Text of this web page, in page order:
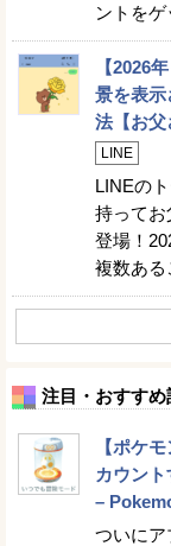
ントを
【2026
景を表示
法【お父
LINE
LINEの
持ってお
登場！
複数ある
注目・おすすめ
【ポケ
カウン
–
ついにア